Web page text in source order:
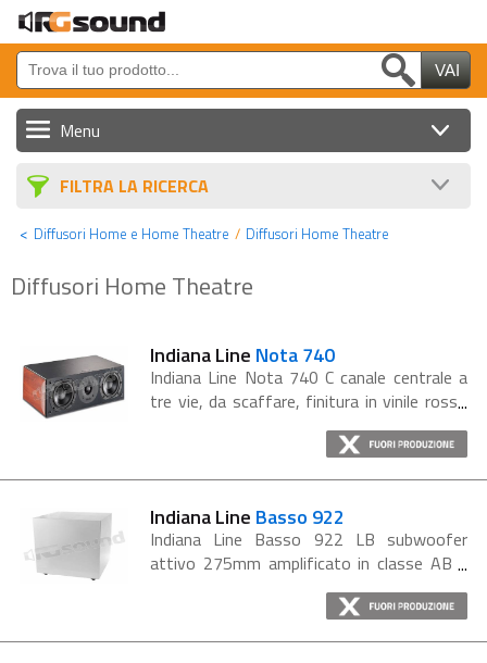
Menu
Sorgenti, Monitor e GPS
Auto Tuning
Strumenti DJ e Home Cinema
FILTRA LA RICERCA
Diffusori Home e Home Theatre Diffusori Home Theatre
Diffusori Home Theatre
Indiana Line Nota 740
Indiana Line Nota 740 C canale centrale a
tre vie, da scaffare, finitura in vinile rosso
ciliegio. Nota 740 C è equipaggiato con
doppio woofer 107mm dal cono in
polipropilene e tweeter al neodimio...
Indiana Line Basso 922
Indiana Line Basso 922 LB subwoofer
attivo 275mm amplificato in classe AB -
Potenza RMS 75W, Max 125W. I modelli
Indiana Line serie Basso sono subwoofer
attivi dall'ottimo impatto acustico per